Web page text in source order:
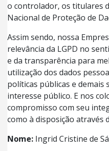
o controlador, os titulares
Nacional de Proteção de
Assim sendo, nossa
relevância da LGPD no
e da transparência para
utilização dos dados
políticas públicas e demais
interesse público. E nos
compromisso com seu
como à disposição através
Nome: Ingrid Cristine de